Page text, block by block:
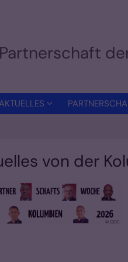
Partnerschaft
von der
© CEC